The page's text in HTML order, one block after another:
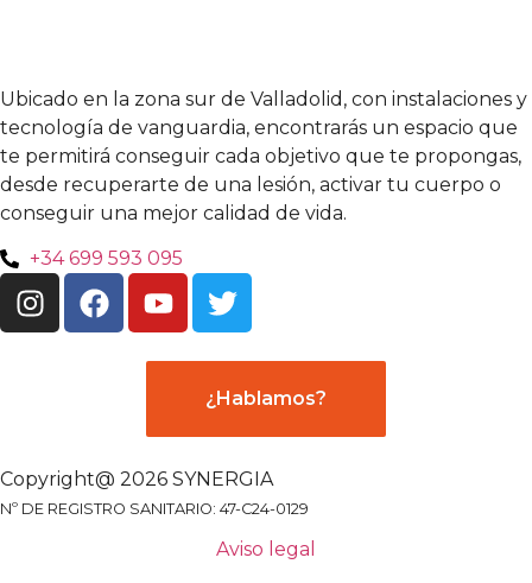
Ubicado en la zona sur de Valladolid, con instalaciones y
tecnología de vanguardia, encontrarás un espacio que
te permitirá conseguir cada objetivo que te propongas,
desde recuperarte de una lesión, activar tu cuerpo o
conseguir una mejor calidad de vida.
+34 699 593 095
¿Hablamos?
Copyright@ 2026 SYNERGIA
Nº DE REGISTRO SANITARIO: 47-C24-0129
Aviso legal